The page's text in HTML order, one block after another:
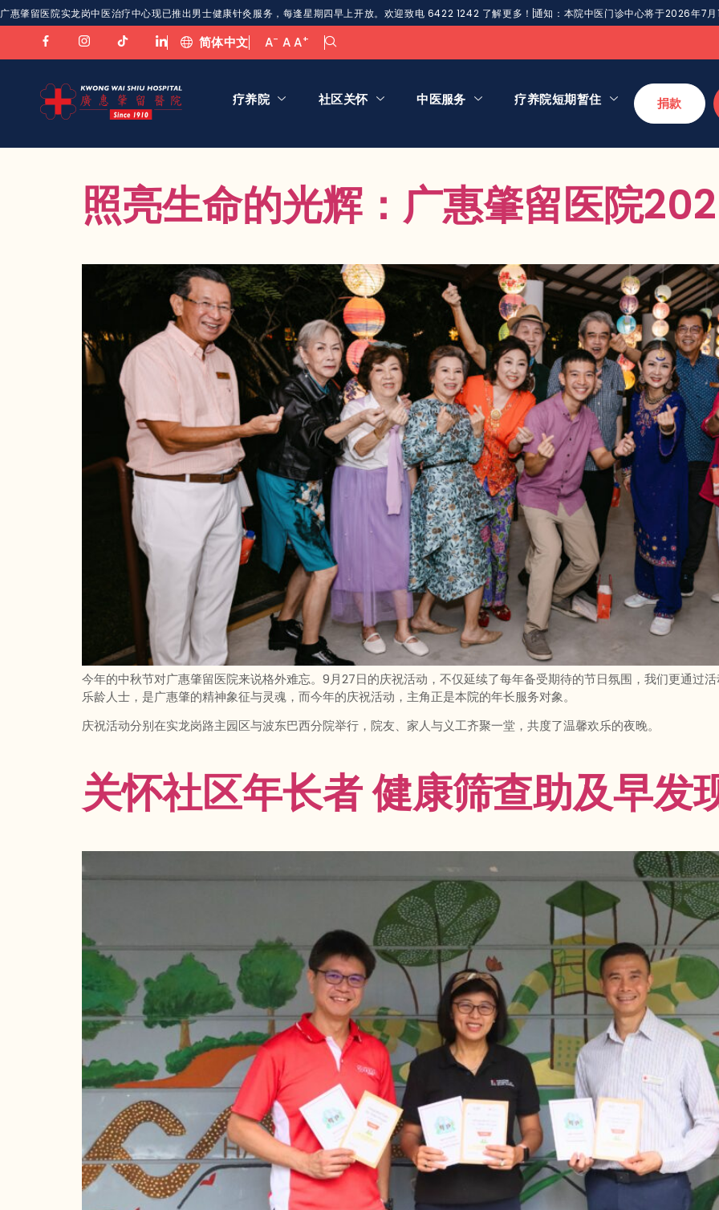
广惠肇留医院实龙岗中医治疗中心现已推出男士健康针灸服务，每逢星期四早上开放。欢迎致电 6422 1242 了解更多！ 通知：本院中医门诊中心将于2026年7
简体中文 A- AA+
疗养院 社区关怀 中医服务 疗养院短期暂住 捐款
照亮生命的光辉：广惠肇留医院
今年的中秋节对广惠肇留医院来说格外难忘。9月27日的庆祝活动，不仅延续了每年备受期待的节日氛围，我们更通过
乐龄人士，是广惠肇的精神象征与灵魂，而今年的庆祝活动，主角正是本院的年长服务对象。
庆祝活动分别在实龙岗路主园区与波东巴西分院举行，院友、家人与义工齐聚一堂，共度了温馨欢乐的夜晚。
关怀社区年长者 健康筛查助及早发